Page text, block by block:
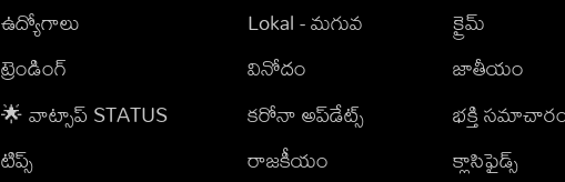
ఉద్యోగాలు
ట్రెండింగ్
🌟 వాట్సాప్ STATUS
టిప్స్
Lokal - మగువ
వినోదం
కరోనా అప్‌డేట్స్
రాజకీయం
క్రైమ్
జాతీయం
భక్తి
క్లాసిఫైడ్స్